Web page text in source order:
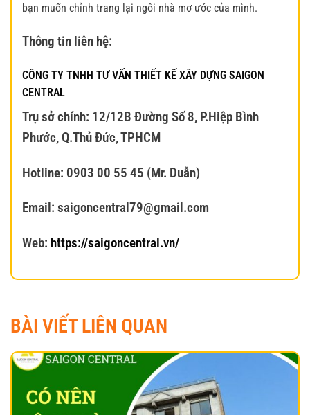
bạn muốn chỉnh trang lại ngôi nhà mơ ước của mình.
Thông tin liên hệ:
CÔNG TY TNHH TƯ VẤN THIẾT KẾ XÂY DỰNG SAIGON
CENTRAL
Trụ sở chính: 12/12B Đường Số 8, P.Hiệp Bình
Phước, Q.Thủ Đức, TPHCM
Hotline: 0903 00 55 45 (Mr. Duẫn)
Email: saigoncentral79@gmail.com
Web: https://saigoncentral.vn/
BÀI VIẾT LIÊN QUAN